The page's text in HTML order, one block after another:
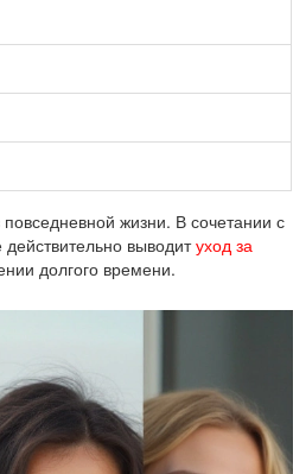
жизни. В сочетании с
выводитуход за
долгого времени.